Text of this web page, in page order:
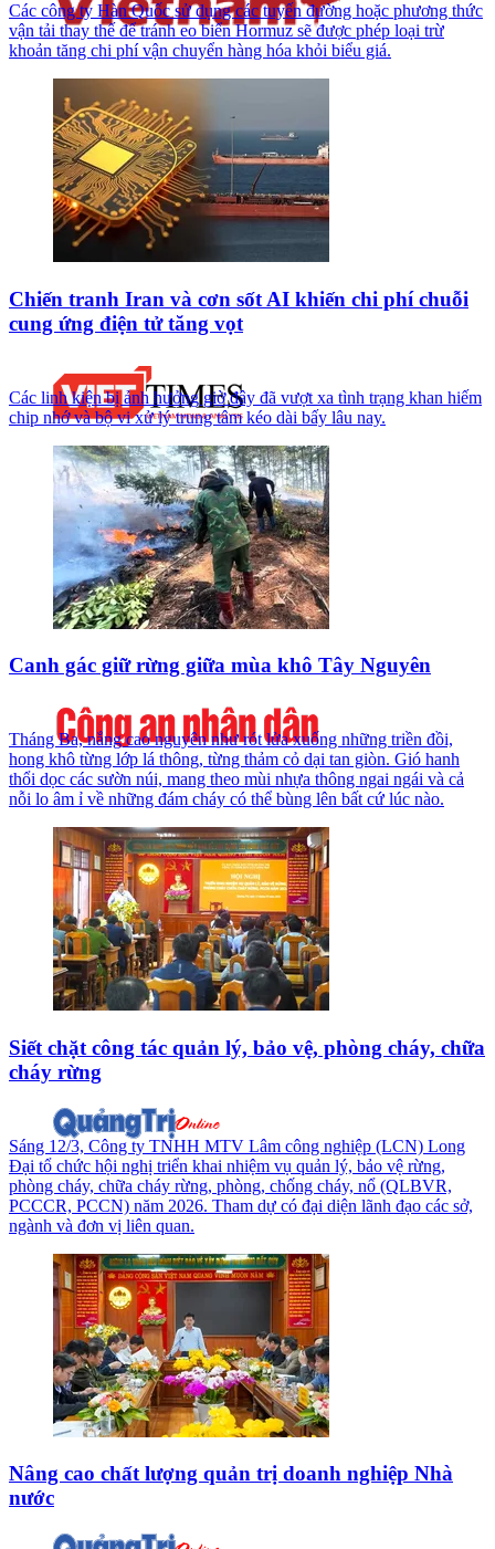
Các công ty Hàn Quốc sử dụng các tuyến đường hoặc phương thức
vận tải thay thế để tránh eo biển Hormuz sẽ được phép loại trừ
khoản tăng chi phí vận chuyển hàng hóa khỏi biểu giá.
Chiến tranh Iran và cơn sốt AI khiến chi phí chuỗi
cung ứng điện tử tăng vọt
Các linh kiện bị ảnh hưởng giờ đây đã vượt xa tình trạng khan hiếm
chip nhớ và bộ vi xử lý trung tâm kéo dài bấy lâu nay.
Canh gác giữ rừng giữa mùa khô Tây Nguyên
Tháng Ba, nắng cao nguyên như rót lửa xuống những triền đồi,
hong khô từng lớp lá thông, từng thảm cỏ dại tan giòn. Gió hanh
thổi dọc các sườn núi, mang theo mùi nhựa thông ngai ngái và cả
nỗi lo âm ỉ về những đám cháy có thể bùng lên bất cứ lúc nào.
Siết chặt công tác quản lý, bảo vệ, phòng cháy, chữa
cháy rừng
Sáng 12/3, Công ty TNHH MTV Lâm công nghiệp (LCN) Long
Đại tổ chức hội nghị triển khai nhiệm vụ quản lý, bảo vệ rừng,
phòng cháy, chữa cháy rừng, phòng, chống cháy, nổ (QLBVR,
PCCCR, PCCN) năm 2026. Tham dự có đại diện lãnh đạo các sở,
ngành và đơn vị liên quan.
Nâng cao chất lượng quản trị doanh nghiệp Nhà
nước